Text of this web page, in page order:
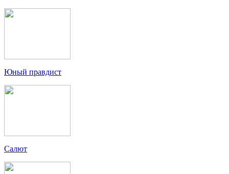
Юный правдист
Салют